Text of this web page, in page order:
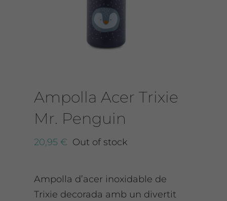
Ampolla Acer Trixie
Mr. Penguin
20,95 € Out of stock
Ampolla d’acer inoxidable de
Trixie decorada amb un divertit